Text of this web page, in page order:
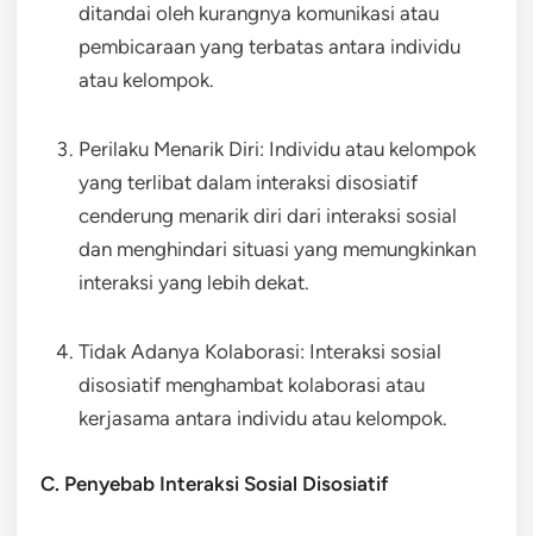
ditandai oleh kurangnya komunikasi atau
pembicaraan yang terbatas antara individu
atau kelompok.
Perilaku Menarik Diri: Individu atau kelompok
yang terlibat dalam interaksi disosiatif
cenderung menarik diri dari interaksi sosial
dan menghindari situasi yang memungkinkan
interaksi yang lebih dekat.
Tidak Adanya Kolaborasi: Interaksi sosial
disosiatif menghambat kolaborasi atau
kerjasama antara individu atau kelompok.
C. Penyebab Interaksi Sosial Disosiatif